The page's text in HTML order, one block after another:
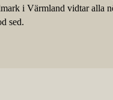
i Värmland vidtar alla
sed.